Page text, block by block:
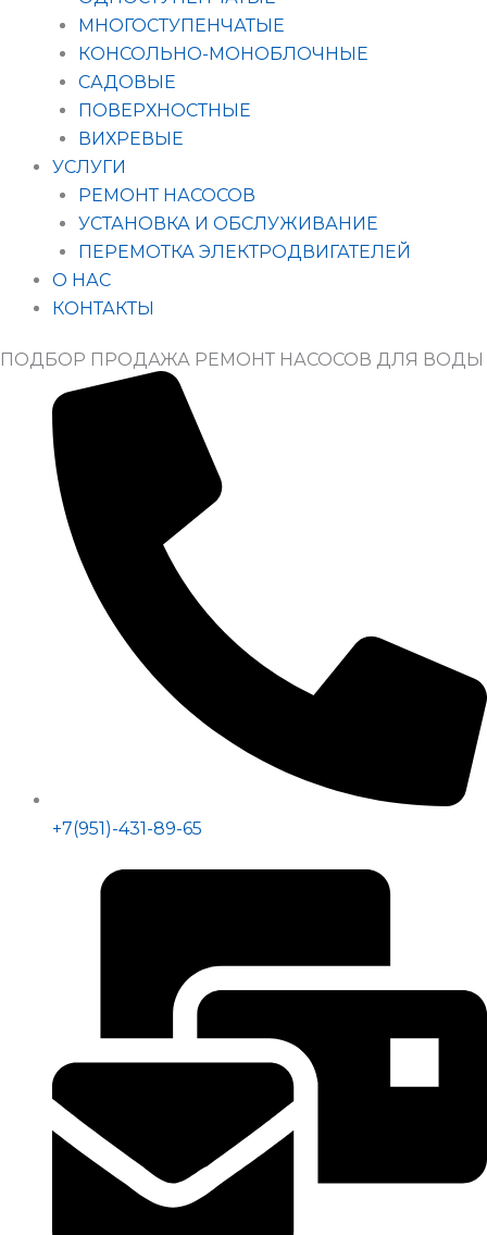
МНОГОСТУПЕНЧАТЫЕ
КОНСОЛЬНО-МОНОБЛОЧНЫЕ
САДОВЫЕ
ПОВЕРХНОСТНЫЕ
ВИХРЕВЫЕ
УСЛУГИ
РЕМОНТ НАСОСОВ
УСТАНОВКА И ОБСЛУЖИВАНИЕ
ПЕРЕМОТКА ЭЛЕКТРОДВИГАТЕЛЕЙ
О НАС
КОНТАКТЫ
ПОДБОР ПРОДАЖА РЕМОНТ НАСОСОВ ДЛЯ ВОДЫ
+7(951)-431-89-65